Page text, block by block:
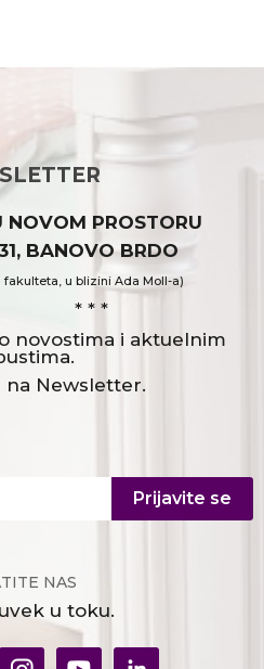
NOVOM PROSTORU
BANOVO BRDO
u blizini Ada Moll-a)
* *
novostima i aktuelnim
na Newsletter.
Prijavite se
NAS
u toku.